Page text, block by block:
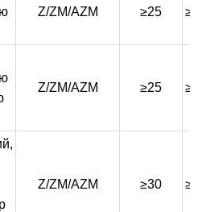
Z/ZM/AZM ≥25
Z/ZM/AZM ≥25
Z/ZM/AZM ≥30